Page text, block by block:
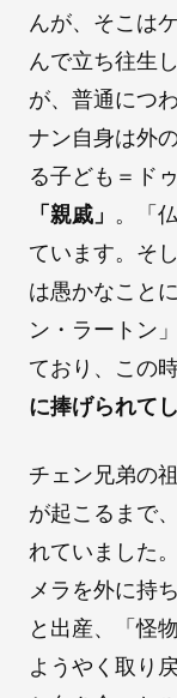
んが、そこは
んで立ち往生
が、普通につ
ナン自身は外
る子ども＝ド
「親戚」 。「
ています。そ
は愚かなこと
ン・ラートン
ており、この時
に捧げられて
チェン兄弟の
が起こるまで
れていました
メラを外に持
と出産、「怪
ようやく取り